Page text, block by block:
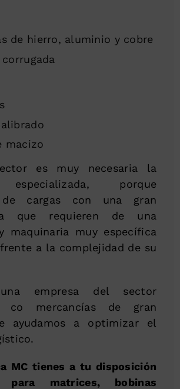
de hierro, aluminio y cobre
macizo
es muy necesaria la
porque
de cargas con una gran
que requieren de una
maquinaria muy específica
a la complejidad de su
empresa del sector
co mercancías de gran
ayudamos a optimizar el
MC tienes a tu disposición
para matrices, bobinas